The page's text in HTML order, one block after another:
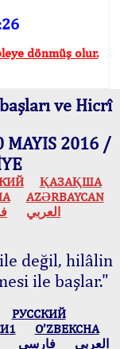
dönmüş olur.
ve Hicrî
MAYIS 2016 /
ҚАЗАҚША
AZӘRBAYCAN
العربي
değil, hilâlin
ile başlar."
РУССКИЙ
O’ZBEKCHA
العربي فارسی